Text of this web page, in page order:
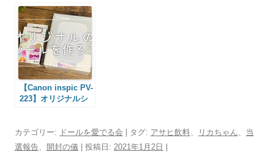
が届いたので開封す
るよっ！
【Canon inspic PV-
223】オリジナルシ
♪
カテゴリー: ドールを愛でる会 | タグ: アサヒ飲料 リカちゃん
当
選報告
開封の儀 | 投稿日: 2021年1月2日